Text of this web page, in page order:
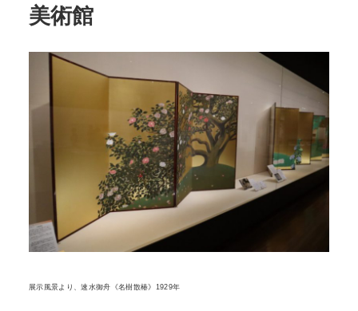
美術館
展示風景より、速水御舟《名樹散椿》1929年